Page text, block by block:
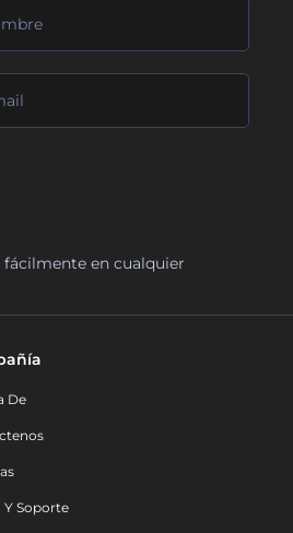
fácilmente en cualquier
De
Y Soporte